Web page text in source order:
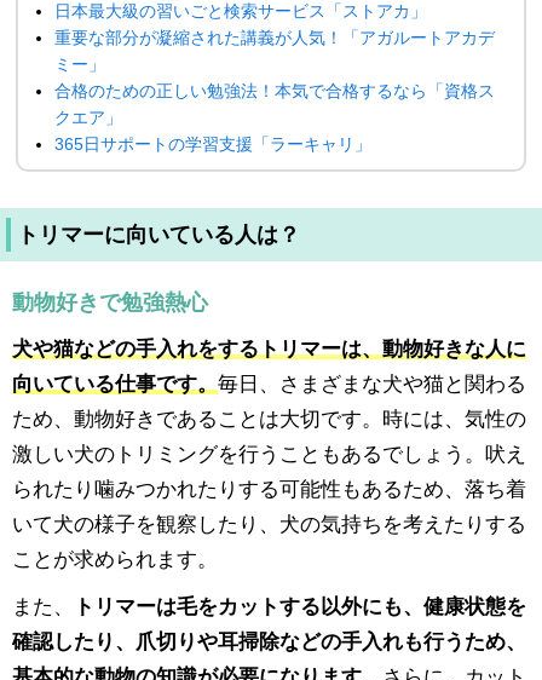
日本最大級の習いごと検索サービス「ストアカ」
重要な部分が凝縮された講義が人気！「アガルートアカデ
ミー」
合格のための正しい勉強法！本気で合格するなら「資格ス
クエア」
365日サポートの学習支援「ラーキャリ」
トリマーに向いている人は？
動物好きで勉強熱心
犬や猫などの手入れをするトリマーは、動物好きな人に
向いている仕事です。 毎日、さまざまな犬や猫と関わる
ため、動物好きであることは大切です。時には、気性の
激しい犬のトリミングを行うこともあるでしょう。吠え
られたり噛みつかれたりする可能性もあるため、落ち着
いて犬の様子を観察したり、犬の気持ちを考えたりする
ことが求められます。
また、
トリマーは毛をカットする以外にも、健康状態を
確認したり、爪切りや耳掃除などの手入れも行うため、